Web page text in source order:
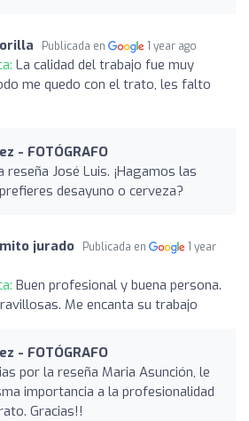
Publicada en 1 year ago
La calidad del trabajo fue muy
me quedo con el trato, les falto
- FOTÓGRAFO
reseña José Luis. ¡Hagamos las
desayuno o cerveza?
jurado Publicada en
1 year
Buen profesional y buena persona.
Me encanta su trabajo
- FOTÓGRAFO
por la reseña Maria Asunción, le
importancia a la profesionalidad
Gracias!!